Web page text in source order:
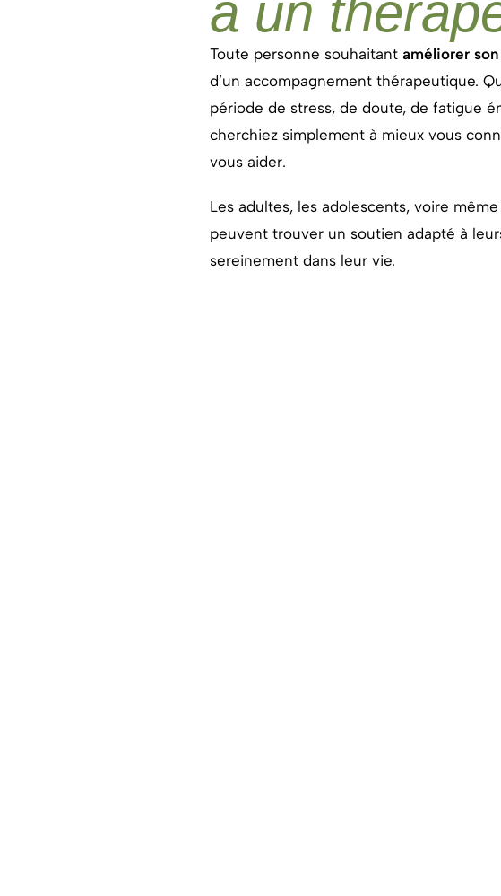
à un
Toute personne souhaitant améliorer
d’un accompagnement thérapeutique.
période de stress, de doute, de fatigue
cherchiez simplement à mieux vous
vous aider.
Les adultes, les adolescents, voire
peuvent trouver un soutien adapté à
sereinement dans leur vie.